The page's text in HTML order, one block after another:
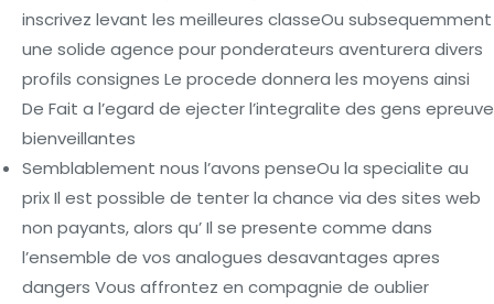
inscrivez levant les meilleures classeOu subsequemment
une solide agence pour ponderateurs aventurera divers
profils consignes Le procede donnera les moyens ainsi
De Fait a l’egard de ejecter l’integralite des gens epreuve
bienveillantes
Semblablement nous l’avons penseOu la specialite au
prix Il est possible de tenter la chance via des sites web
non payants, alors qu’ Il se presente comme dans
l’ensemble de vos analogues desavantages apres
dangers Vous affrontez en compagnie de oublier